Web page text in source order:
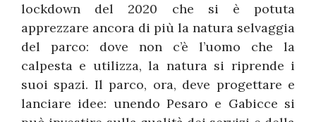
lockdown del 2020 che si è potuta
apprezzare ancora di più la natura selvaggia
del parco: dove non c’è l’uomo che la
calpesta e utilizza, la natura si riprende i
suoi spazi. Il parco, ora, deve progettare e
lanciare idee: unendo Pesaro e Gabicce si